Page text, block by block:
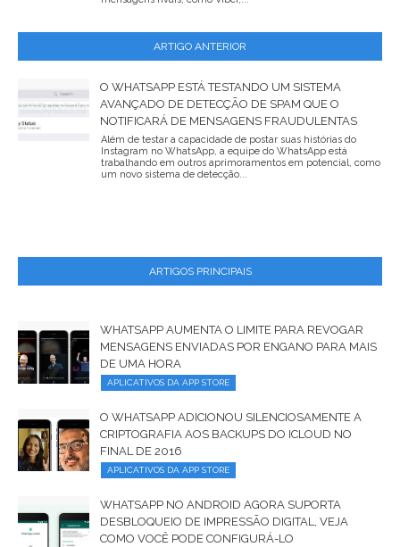
ARTIGO ANTERIOR
O WHATSAPP ESTÁ TESTANDO UM SISTEMA
AVANÇADO DE DETECÇÃO DE SPAM QUE O
NOTIFICARÁ DE MENSAGENS FRAUDULENTAS
Além de testar a capacidade de postar suas histórias do
Instagram no WhatsApp, a equipe do WhatsApp está
trabalhando em outros aprimoramentos em potencial, como
um novo sistema de detecção...
ARTIGOS PRINCIPAIS
WHATSAPP AUMENTA O LIMITE PARA REVOGAR
MENSAGENS ENVIADAS POR ENGANO PARA MAIS
DE UMA HORA
APLICATIVOS DA APP STORE
O WHATSAPP ADICIONOU SILENCIOSAMENTE A
CRIPTOGRAFIA AOS BACKUPS DO ICLOUD NO
FINAL DE 2016
APLICATIVOS DA APP STORE
WHATSAPP NO ​​ANDROID AGORA SUPORTA
DESBLOQUEIO DE IMPRESSÃO DIGITAL, VEJA
COMO VOCÊ PODE CONFIGURÁ-LO